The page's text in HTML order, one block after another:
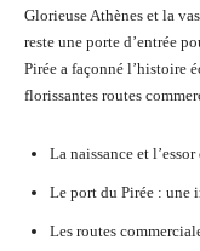
Glorieuse Athènes et la
reste une porte d’entrée
Pirée a façonné l’histoire
florissantes routes
La naissance et
Le port du Pirée : une
Les routes